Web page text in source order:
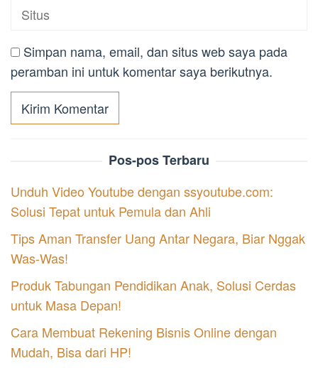
Simpan nama, email, dan situs web saya pada
peramban ini untuk komentar saya berikutnya.
Pos-pos Terbaru
Unduh Video Youtube dengan ssyoutube.com:
Solusi Tepat untuk Pemula dan Ahli
Tips Aman Transfer Uang Antar Negara, Biar Nggak
Was-Was!
Produk Tabungan Pendidikan Anak, Solusi Cerdas
untuk Masa Depan!
Cara Membuat Rekening Bisnis Online dengan
Mudah, Bisa dari HP!